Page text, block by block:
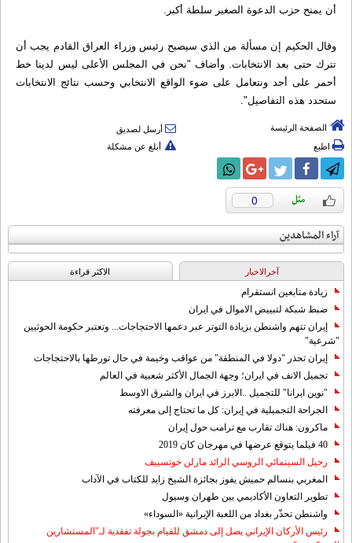
أن يمنح حزب الدعوة الصغير سلطة أكبر.
وقال الحكيم إن مسألة من الذي سيصبح رئيس وزراء العراق القادم يجب أن
تترك حتى بعد الانتخابات. وأضاف "نحن في المجلس الأعلى ليس لدينا خط
أحمر على أحد ونتعامل على ضوء الواقع الانتخابي وحسب نتائج الانتخابات
ستحدد هذه التفاصيل".
الصفحة الرئيسة
أرسل لصديق
اطبع
أبلغ عن مشكلة
0
آراء المشاهدين
آخرالاخبار الاکثر قراءة
زيادة متابعين انستقرام
ضبط شبكة لتبييض الاموال في ايران
إيران تتهم واشنطن بزيادة التوتر عبر دعمها الاحتجاجات... وتعتبر حكومة الحوثيين
"شرعية"
إيران تحذر "دولا في المنطقة" من عواقب وخيمة في حال تورطها بالاحتجاجات
تجميل الانف في ايران؛ وجهة الجمال الأكثر شعبية في العالم
"نوين ايرانا" للتجميل ..الابرز في ايران والشرق الاوسط
الجراحة التجميلية في إيران: كل ما تحتاج إلى معرفته
ماكرون: هناك تقارب مع ترامب حول إيران
40 فيلما يتوقع عرضها في مهرجان كان 2019
رحيل السينمائي الروسي الرائد مارلن خوتسييف
المغربي بنسالم حميش يفوز بجائزة الشيخ زايد للكتاب في الآداب
تطوير التعاون الأكاديمي بين طهران وسيول
واشنطن تحذّر بغداد من اللعبة الإيرانية «السوداء»
رئيس الأركان الإيراني يصل إلى دمشق للقيام بجولة تفقدية لـ"المستشارين